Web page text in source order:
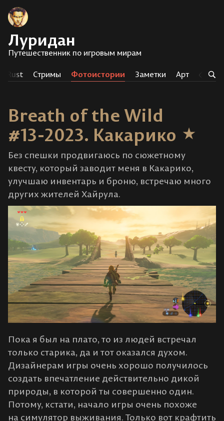
Луридан
Путешественник по игровым мирам
Rust Стримы Фотоистории Заметки Арт
Breath of the Wild
#13-2023. Какарико
Без спешки продвигаюсь по сюжетному
квесту, который заводит меня в Какарико,
улучшаю инвентарь и броню, встречаю много
других жителей Хайрула.
Пока я был на плато, то из людей встречал
только старика, да и тот оказался духом.
Дизайнерам игры очень хорошо получилось
создать впечатление действительно дикой
природы, в которой ты совершенно один.
Потому, кстати, начало игры очень похоже
на симулятор выживания. Только вот крафтить